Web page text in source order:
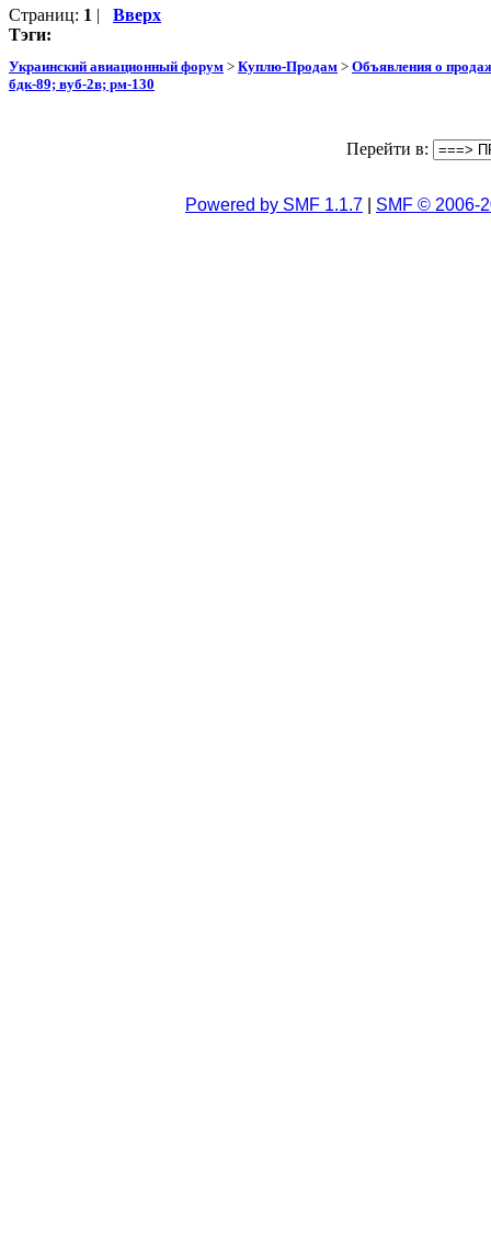
Страниц: 1 | Вверх
Тэги:
Украинский авиационный форум > Куплю-Продам > Объявления о
бдк-89; вуб-2в; рм-130
Перейти в:
Powered by SMF 1.1.7 SMF © 2006-